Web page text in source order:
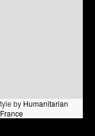
by Humanitarian